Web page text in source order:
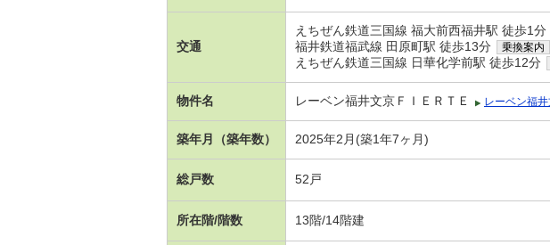
交通
えちぜん鉄道三国線 福大前西福井駅 徒歩1分
福井鉄道福武線 田原町駅 徒歩13分 乗換案内
えちぜん鉄道三国線 日華化学前駅 徒歩12分
物件名 レーベン福井文京ＦＩＥＲＴＥ レーベン福
築年月（築年数） 2025年2月(築1年7ヶ月)
総戸数 52戸
所在階/階数 13階/14階建